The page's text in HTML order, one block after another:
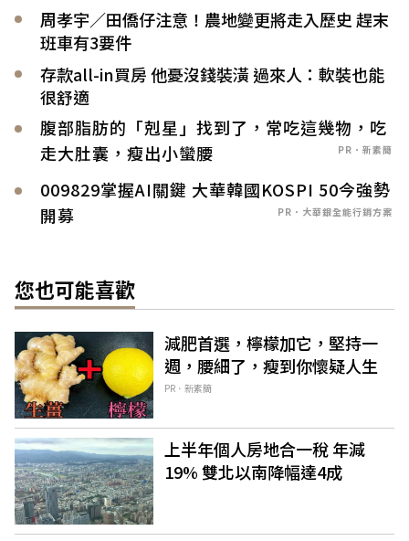
周孝宇／田僑仔注意！農地變更將走入歷史 趕末
班車有3要件
存款all-in買房 他憂沒錢裝潢 過來人：軟裝也能
很舒適
腹部脂肪的「剋星」找到了，常吃這幾物，吃
走大肚囊，瘦出小蠻腰
PR．新素簡
009829掌握AI關鍵 大華韓國KOSPI 50今強勢
開募
PR．大華銀全能行銷方案
您也可能喜歡
減肥首選，檸檬加它，堅持一
週，腰細了，瘦到你懷疑人生
PR．新素簡
上半年個人房地合一稅 年減
19% 雙北以南降幅達4成